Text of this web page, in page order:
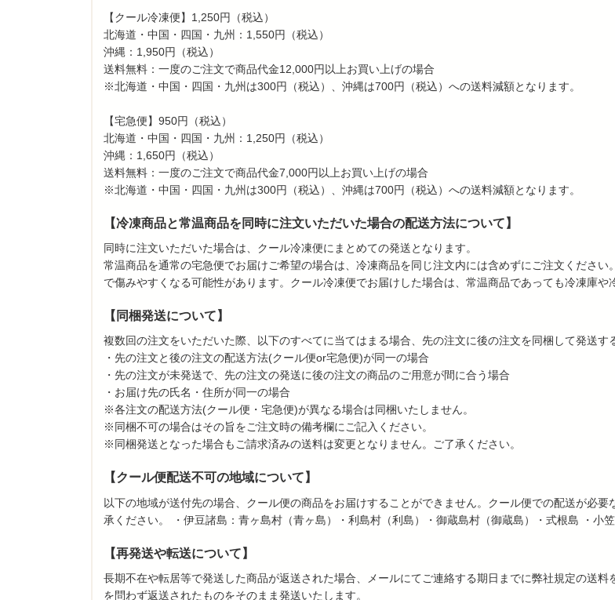
【クール冷凍便】1,250円（税込）
北海道・中国・四国・九州：1,550円（税込）
沖縄：1,950円（税込）
送料無料：一度のご注文で商品代金12,000円以上お買い上げの場合
※北海道・中国・四国・九州は300円（税込）、沖縄は700円（税込）への送料減額となります。
【宅急便】950円（税込）
北海道・中国・四国・九州：1,250円（税込）
沖縄：1,650円（税込）
送料無料：一度のご注文で商品代金7,000円以上お買い上げの場合
※北海道・中国・四国・九州は300円（税込）、沖縄は700円（税込）への送料減額となります。
【冷凍商品と常温商品を同時に注文いただいた場合の配送方法について】
同時に注文いただいた場合は、クール冷凍便にまとめての発送となります。
常温商品を通常の宅急便でお届けご希望の場合は、冷凍商品を同じ注文内には含めずにご注文くださ
で傷みやすくなる可能性があります。クール冷凍便でお届けした場合は、常温商品であっても冷凍庫や
【同梱発送について】
複数回の注文をいただいた際、以下のすべてに当てはまる場合、先の注文に後の注文を同梱して発送す
・先の注文と後の注文の配送方法(クール便or宅急便)が同一の場合
・先の注文が未発送で、先の注文の発送に後の注文の商品のご用意が間に合う場合
・お届け先の氏名・住所が同一の場合
※各注文の配送方法(クール便・宅急便)が異なる場合は同梱いたしません。
※同梱不可の場合はその旨をご注文時の備考欄にご記入ください。
※同梱発送となった場合もご請求済みの送料は変更となりません。ご了承ください。
【クール便配送不可の地域について】
以下の地域が送付先の場合、クール便の商品をお届けすることができません。クール便での配送が必
承ください。 ・伊豆諸島：青ヶ島村（青ヶ島）・利島村（利島）・御蔵島村（御蔵島）・式根島 ・小
【再発送や転送について】
長期不在や転居等で発送した商品が返送された場合、メールにてご連絡する期日までに弊社規定の送
を問わず返送されたものをそのまま発送いたします。